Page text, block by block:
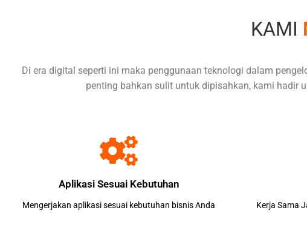
KAMI
Di era digital seperti ini maka penggunaan teknologi dalam
penting bahkan sulit untuk dipisahkan, kami hadir
Aplikasi Sesuai Kebutuhan
Mengerjakan aplikasi sesuai kebutuhan bisnis Anda Kerja Sama